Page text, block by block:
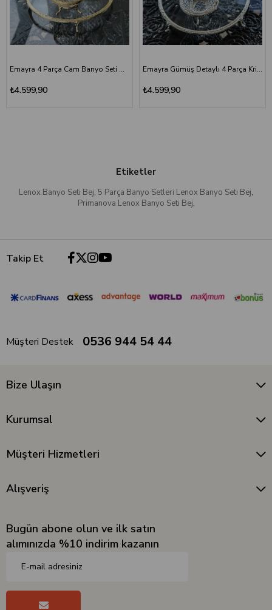
Emayra 4 Parça Cam Banyo Seti Altın
₺4.599,90
Emayra Gümüş Detaylı 4 Parça Kristal Cam Banyo Seti
₺4.599,90
Etiketler
Lenox Banyo Seti Bej, 5 Parça Banyo Setleri Lenox Banyo Seti Bej,
Primanova Lenox Banyo Seti Bej,
Takip Et
Müşteri Destek 0536 944 54 44
Bize Ulaşın
Kurumsal
Müşteri Hizmetleri
Alışveriş
Bugün abone olun ve ilk satın
alımınızda %10 indirim kazanın